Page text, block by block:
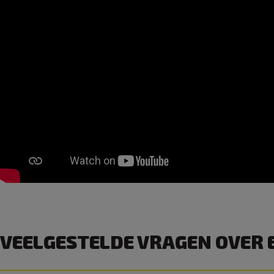
VEELGESTELDE VRAGEN OVER